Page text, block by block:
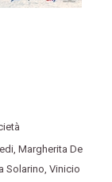
, Margherita De
Solarino, Vinicio